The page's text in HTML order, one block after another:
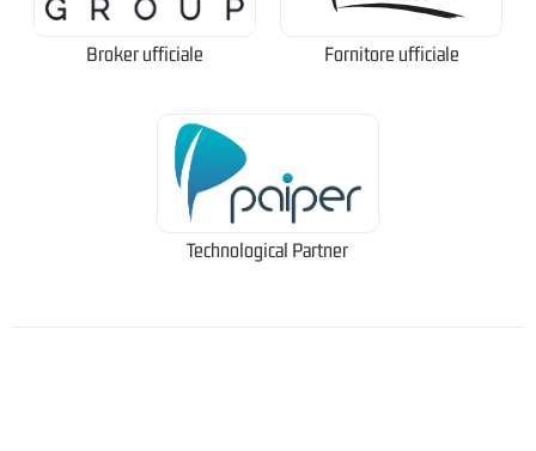
Broker ufficiale Fornitore ufficiale
Technological Partner